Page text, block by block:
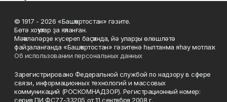
© 1917 - 2026 «Башҡортостан» гәзите.
Бөтә хоҡуҡтар ҙа яҡланған.
Мәҡәләләрҙе күсереп баҫҡанда, йә уларҙы өлөшләтә
файҙаланғанда «Башҡортостан» гәзитенә һылтанма яһау мотлаҡ.
Об использовании персональных данных
Зарегистрировано Федеральной службой по надзору в сфере
связи, информационных технологий и массовых
коммуникаций (РОСКОМНАДЗОР). Регистрационный номер:
серия ПИ ФС77-33205 от 11 сентября 2008 г.